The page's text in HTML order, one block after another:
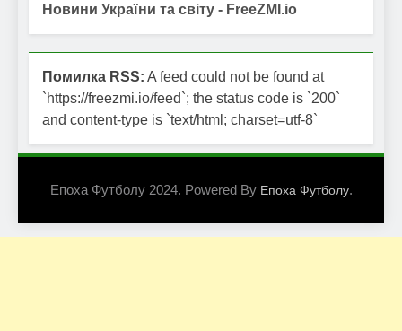
Новини України та світу - FreeZMI.io
Помилка RSS: A feed could not be found at
`https://freezmi.io/feed`; the status code is `200`
and content-type is `text/html; charset=utf-8`
Епоха Футболу 2024. Powered By Епоха Футболу.